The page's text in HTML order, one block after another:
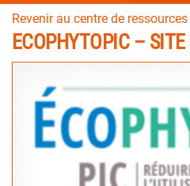
Revenir au centre de ressources
ECOPHYTOPIC – SITE